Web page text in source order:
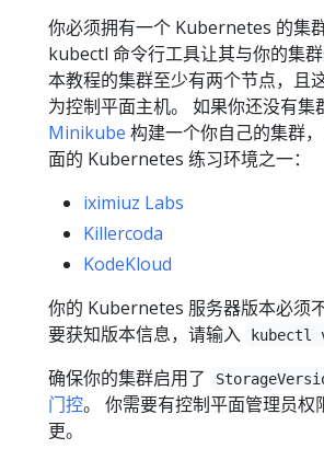
你必须拥有一个 Kubernetes 的集
kubectl 命令行工具让其与你的集
本教程的集群至少有两个节点，且
为控制平面主机。 如果你还没有集
Minikube 构建一个你自己的集群
面的 Kubernetes 练习环境之一：
iximiuz Labs
Killercoda
KodeKloud
你的 Kubernetes 服务器版本必须
要获知版本信息，请输入
kubectl
确保你的集群启用了
门控。 你需要有控制平面管理员权
更。